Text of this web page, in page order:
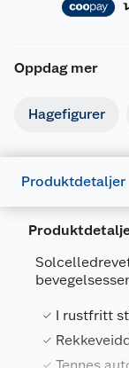
Oppdag mer
Hagefigurer
Produktdetaljer
I rustfritt
Størrelse